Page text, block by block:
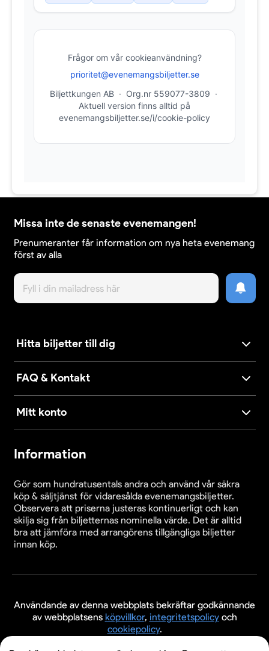
Frågor om vår cookieanvändning?
prioritet@evenemangsbiljetter.se
Biljettkungen AB · Org.nr 559077-3809 ·
Aktuell version finns alltid på
evenemangsbiljetter.se/i/cookie-policy
Missa inte de senaste evenemangen!
Prenumeranter får information om nya heta evenemang
först av alla
Hitta biljetter till dig
FAQ & Kontakt
Mitt konto
Information
Gör som hundratusentals andra och använd vår säkra
köp & säljtjänst för vidaresålda evenemangsbiljetter.
Observera att priserna justeras kontinuerligt och kan
skilja sig från biljetternas nominella värde. Det är alltid
bra att jämföra med arrangörens tillgängliga biljetter
innan köp.
Användande av denna webbplats bekräftar godkännande
av webbplatsens köpvillkor, integritetspolicyoch
cookiepolicy.